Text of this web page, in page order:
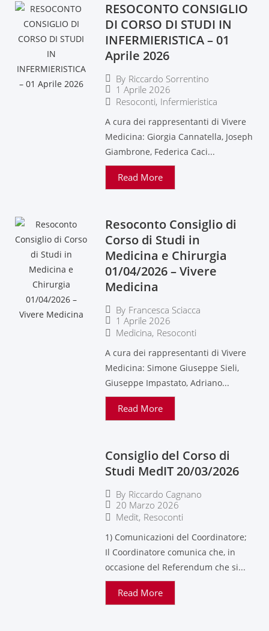
RESOCONTO CONSIGLIO
DI CORSO DI STUDI IN
INFERMIERISTICA – 01
Aprile 2026
By Riccardo Sorrentino
1 Aprile 2026
Resoconti, Infermieristica
A cura dei rappresentanti di Vivere
Medicina: Giorgia Cannatella, Joseph
Giambrone, Federica Caci...
Read More
Resoconto Consiglio di
Corso di Studi in
Medicina e Chirurgia
01/04/2026 – Vivere
Medicina
By Francesca Sciacca
1 Aprile 2026
Medicina, Resoconti
A cura dei rappresentanti di Vivere
Medicina: Simone Giuseppe Sieli,
Giuseppe Impastato, Adriano...
Read More
Consiglio del Corso di
Studi MedIT 20/03/2026
By Riccardo Cagnano
20 Marzo 2026
Medit, Resoconti
1) Comunicazioni del Coordinatore;
Il Coordinatore comunica che, in
occasione del Referendum che si...
Read More